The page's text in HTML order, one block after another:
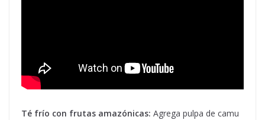
Té frío con frutas amazónicas: Agrega pulpa de camu